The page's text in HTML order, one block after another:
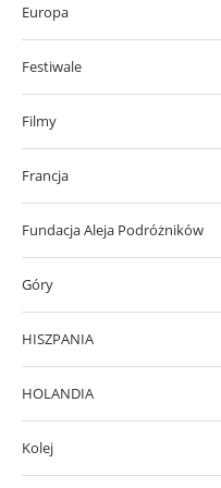
Europa
Festiwale
Filmy
Francja
Fundacja Aleja Podróżników
Góry
HISZPANIA
HOLANDIA
Kolej